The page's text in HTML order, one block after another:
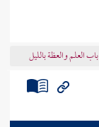
باب العلم والعظة بالليل